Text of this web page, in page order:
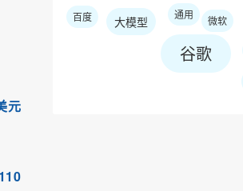
百度 大模型 通用 微软
谷歌
元